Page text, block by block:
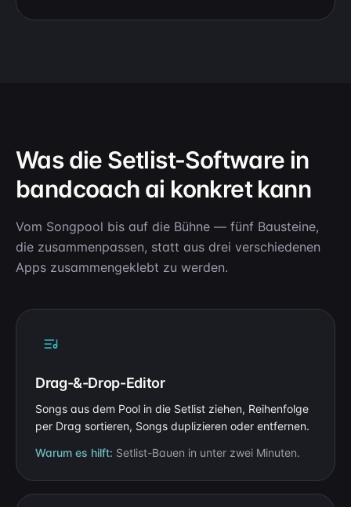
Was die Setlist-Software in
bandcoach ai konkret kann
Vom Songpool bis auf die Bühne — fünf Bausteine,
die zusammenpassen, statt aus drei verschiedenen
Apps zusammengeklebt zu werden.
Drag-&-Drop-Editor
Songs aus dem Pool in die Setlist ziehen, Reihenfolge
per Drag sortieren, Songs duplizieren oder entfernen.
Warum es hilft: Setlist-Bauen in unter zwei Minuten.